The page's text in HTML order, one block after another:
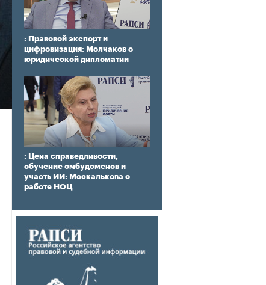
: Правовой экспорт и
цифровизация: Молчаков о
юридической дипломатии
: Цена справедливости,
обучение омбудсменов и
участь ИИ: Москалькова о
работе НОЦ